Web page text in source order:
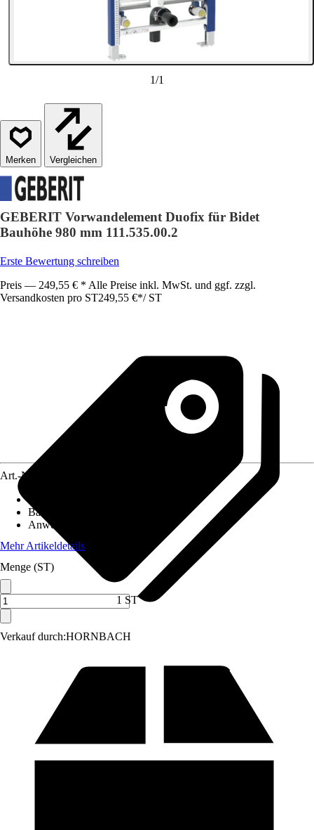
1/1
Vergleichen
GEBERIT Vorwandelement Duofix für Bidet
Bauhöhe 980 mm 111.535.00.2
Erste Bewertung schreiben
Preis — 249,55 € * Alle Preise inkl. MwSt. und ggf. zzgl.
Versandkosten pro ST249,55 €*/ ST
Verkauf durch:HORNBACH
Art.-Nr.
Bauhöhe
Anwendungsbereich
Mehr Artikeldetails
Menge (ST)
1 ST